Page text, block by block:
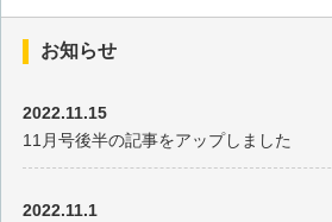
お知らせ
2022.11.15
11月号後半の記事をアップしました
2022.11.1